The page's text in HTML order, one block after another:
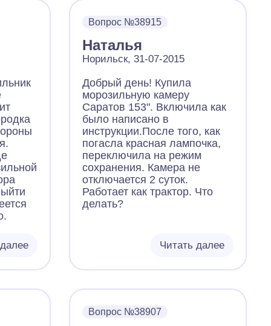
Вопрос №38915
Наталья
Норильск, 31-07-2015
Добрый день! Купила
морозильную камеру
Саратов 153". Включила как
было написано в
инструкции.После того, как
погасла красная лампочка,
переключила на режим
сохранения. Камера не
отключается 2 суток.
Работает как трактор. Что
делать?
Читать далее
Вопрос №38907